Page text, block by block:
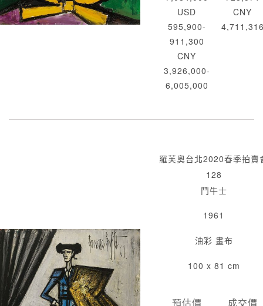
USD
595,900-
911,300
CNY
3,926,000-
6,005,000
CNY
羅芙奧台北2020春季拍賣
128
鬥牛士
1961
油彩 畫布
100 x 81 cm
預估價 成交價